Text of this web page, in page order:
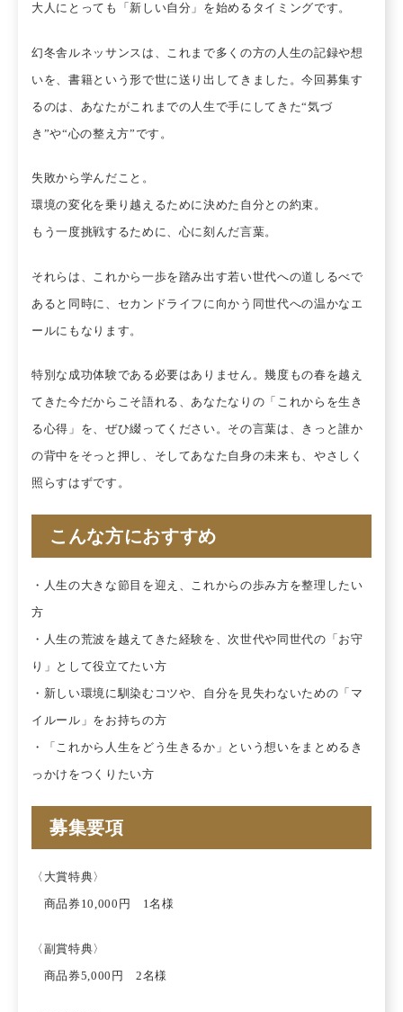
大人にとっても「新しい自分」を始めるタイミングです。
幻冬舎ルネッサンスは、これまで多くの方の人生の記録や想
いを、書籍という形で世に送り出してきました。今回募集す
るのは、あなたがこれまでの人生で手にしてきた“気づ
き”や“心の整え方”です。
失敗から学んだこと。
環境の変化を乗り越えるために決めた自分との約束。
もう一度挑戦するために、心に刻んだ言葉。
それらは、これから一歩を踏み出す若い世代への道しるべで
あると同時に、セカンドライフに向かう同世代への温かなエ
ールにもなります。
特別な成功体験である必要はありません。幾度もの春を越え
てきた今だからこそ語れる、あなたなりの「これからを生き
る心得」を、ぜひ綴ってください。その言葉は、きっと誰か
の背中をそっと押し、そしてあなた自身の未来も、やさしく
照らすはずです。
こんな方におすすめ
・人生の大きな節目を迎え、これからの歩み方を整理したい
方
・人生の荒波を越えてきた経験を、次世代や同世代の「お守
り」として役立てたい方
・新しい環境に馴染むコツや、自分を見失わないための「マ
イルール」をお持ちの方
・「これから人生をどう生きるか」という想いをまとめるき
っかけをつくりたい方
募集要項
〈大賞特典〉
商品券10,000円 1名様
〈副賞特典〉
商品券5,000円 2名様